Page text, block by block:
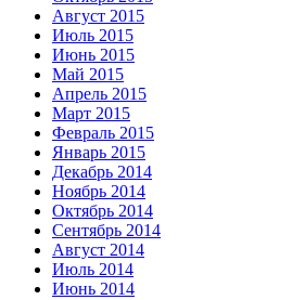
Август 2015
Июль 2015
Июнь 2015
Май 2015
Апрель 2015
Март 2015
Февраль 2015
Январь 2015
Декабрь 2014
Ноябрь 2014
Октябрь 2014
Сентябрь 2014
Август 2014
Июль 2014
Июнь 2014